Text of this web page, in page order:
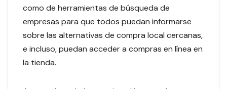
como de herramientas de búsqueda de
empresas para que todos puedan informarse
sobre las alternativas de compra local cercanas,
e incluso, puedan acceder a compras en línea en
la tienda.